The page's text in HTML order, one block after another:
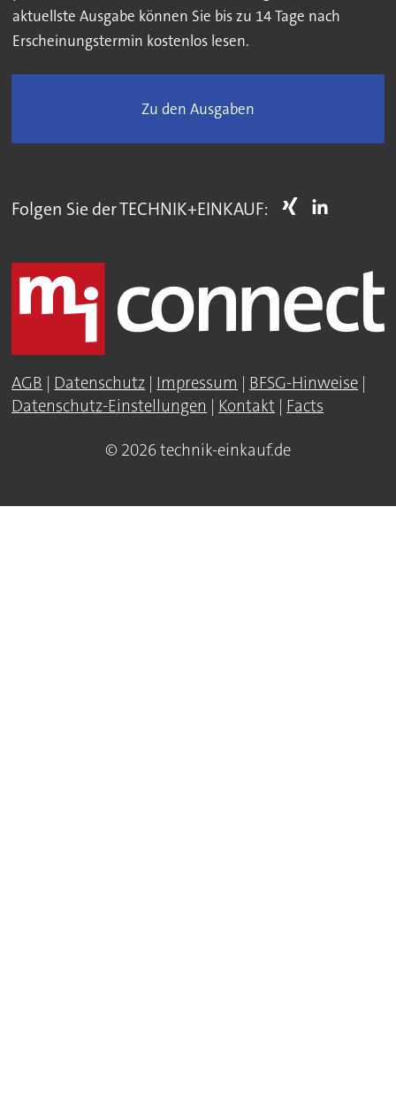
aktuellste Ausgabe können Sie bis zu 14 Tage nach
Erscheinungstermin kostenlos lesen.
Zu den Ausgaben
Folgen Sie der TECHNIK+EINKAUF:
AGB | Datenschutz | Impressum | BFSG-Hinweise |
Datenschutz-Einstellungen | Kontakt | Facts
© 2026 technik-einkauf.de